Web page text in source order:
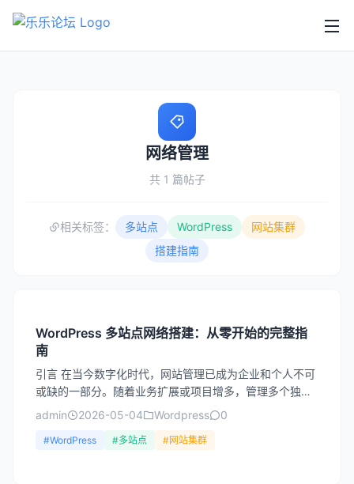
网络管理
共 1 篇帖子
相关标签： 多站点 WordPress
网站集群
搭建指南
WordPress 多站点网络搭建：从零开始的完整指
南
引言 在当今数字化时代，网站管理已成为企业和个人不可
或缺的一部分。随着业务扩展或项目增多，管理多个独立
网站往往变得繁琐且低效。WordPress多站点网络（Wo...
admin 2026-05-04 Wordpress 0
#WordPress #多站点 #网站集群